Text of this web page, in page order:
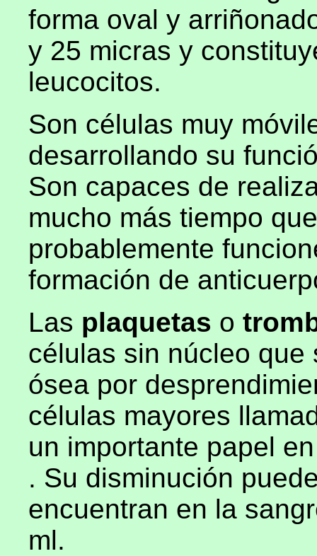
forma oval y
y 25 micras y
leucocitos.
Son células muy
desarrollando su
Son capaces de
mucho más tiempo
probablemente
formación de
Las plaquetas o
células sin núcleo que
ósea por
células mayores
un importante papel
. Su disminución
encuentran en la
ml.